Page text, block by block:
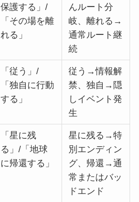
保護する」/
「その場を離
れる」
んルート分
岐、離れる→
通常ルート継
続
「従う」/
「独自に行動
する」
従う→情報解
禁、独自→隠
しイベント発
生
「星に残
る」/「地球
に帰還する」
星に残る→特
別エンディン
グ、帰還→通
常またはバッ
ドエンド